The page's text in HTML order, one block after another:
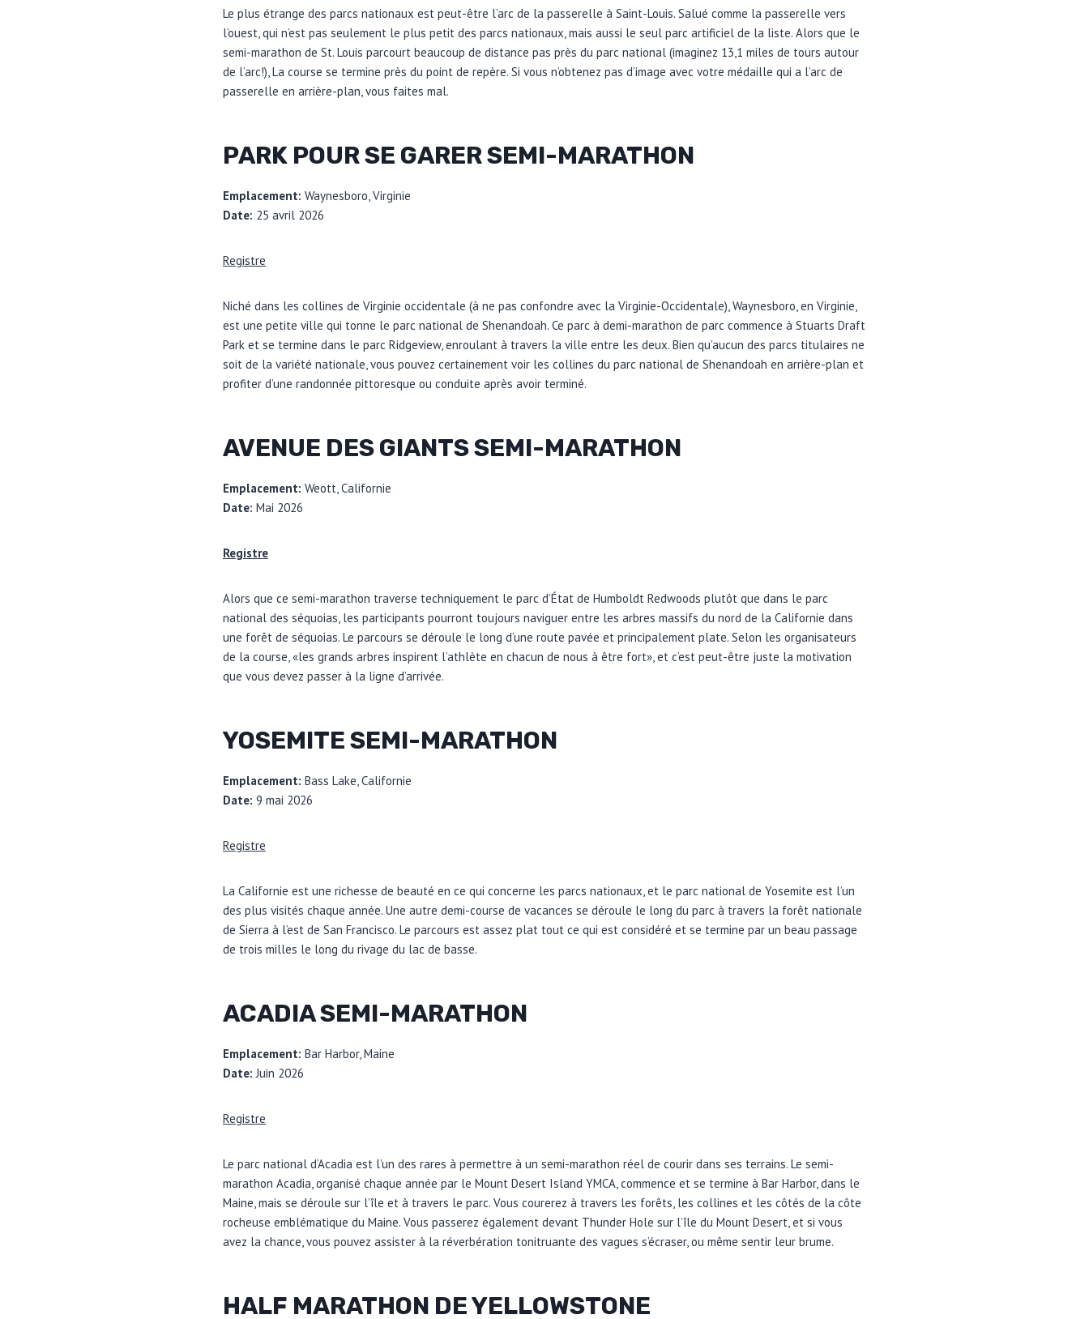
Le plus étrange des parcs nationaux est peut-être l’arc de la passerelle à Saint-Louis. Salué comme la passerelle vers
l’ouest, qui n’est pas seulement le plus petit des parcs nationaux, mais aussi le seul parc artificiel de la liste. Alors que le
semi-marathon de St. Louis parcourt beaucoup de distance pas près du parc national (imaginez 13,1 miles de tours autour
de l’arc!), La course se termine près du point de repère. Si vous n’obtenez pas d’image avec votre médaille qui a l’arc de
passerelle en arrière-plan, vous faites mal.
PARK POUR SE GARER SEMI-MARATHON
Emplacement: Waynesboro, Virginie
Date: 25 avril 2026
Registre
Niché dans les collines de Virginie occidentale (à ne pas confondre avec la Virginie-Occidentale), Waynesboro, en Virginie,
est une petite ville qui tonne le parc national de Shenandoah. Ce parc à demi-marathon de parc commence à Stuarts Draft
Park et se termine dans le parc Ridgeview, enroulant à travers la ville entre les deux. Bien qu’aucun des parcs titulaires ne
soit de la variété nationale, vous pouvez certainement voir les collines du parc national de Shenandoah en arrière-plan et
profiter d’une randonnée pittoresque ou conduite après avoir terminé.
AVENUE DES GIANTS SEMI-MARATHON
Emplacement: Weott, Californie
Date: Mai 2026
Registre
Alors que ce semi-marathon traverse techniquement le parc d’État de Humboldt Redwoods plutôt que dans le parc
national des séquoias, les participants pourront toujours naviguer entre les arbres massifs du nord de la Californie dans
une forêt de séquoias. Le parcours se déroule le long d’une route pavée et principalement plate. Selon les organisateurs
de la course, «les grands arbres inspirent l’athlète en chacun de nous à être fort», et c’est peut-être juste la motivation
que vous devez passer à la ligne d’arrivée.
YOSEMITE SEMI-MARATHON
Emplacement: Bass Lake, Californie
Date: 9 mai 2026
Registre
La Californie est une richesse de beauté en ce qui concerne les parcs nationaux, et le parc national de Yosemite est l’un
des plus visités chaque année. Une autre demi-course de vacances se déroule le long du parc à travers la forêt nationale
de Sierra à l’est de San Francisco. Le parcours est assez plat tout ce qui est considéré et se termine par un beau passage
de trois milles le long du rivage du lac de basse.
ACADIA SEMI-MARATHON
Emplacement: Bar Harbor, Maine
Date: Juin 2026
Registre
Le parc national d’Acadia est l’un des rares à permettre à un semi-marathon réel de courir dans ses terrains. Le semi-
marathon Acadia, organisé chaque année par le Mount Desert Island YMCA, commence et se termine à Bar Harbor, dans le
Maine, mais se déroule sur l’île et à travers le parc. Vous courerez à travers les forêts, les collines et les côtés de la côte
rocheuse emblématique du Maine. Vous passerez également devant Thunder Hole sur l’île du Mount Desert, et si vous
avez la chance, vous pouvez assister à la réverbération tonitruante des vagues s’écraser, ou même sentir leur brume.
HALF MARATHON DE YELLOWSTONE